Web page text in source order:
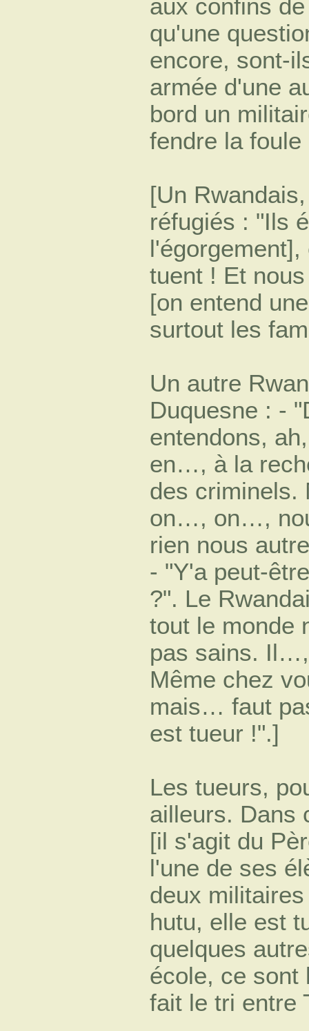
aux confins
qu'une
encore, sont-
armée d'une
bord un
fendre la
[Un
réfugiés : "Ils
tuent ! Et
[on entend
surtout les
Un autre
Duquesne : -
entendons,
en…, à la
des criminels.
on…, on…,
rien nous
- "Y'a peut-
?". Le
tout le monde
pas sains.
Même chez
mais… faut
est tueur !".]
Les tueurs,
ailleurs. Dans
[il s'agit du
l'une de ses
deux
hutu, elle est
quelques
école, ce sont
fait le tri entre